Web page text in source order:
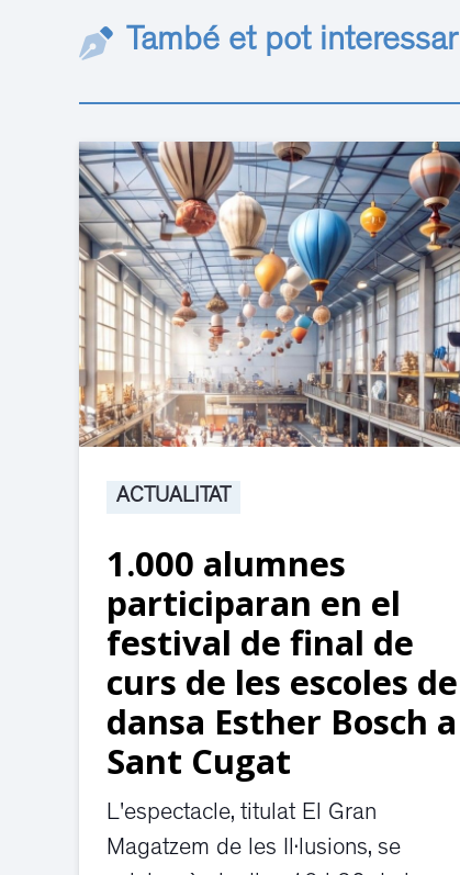
També et pot interessar
ACTUALITAT
1.000 alumnes
participaran en el
festival de final de
curs de les escoles de
dansa Esther Bosch a
Sant Cugat
L'espectacle, titulat El Gran
Magatzem de les Il·lusions, se